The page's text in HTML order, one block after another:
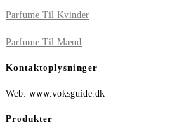
Parfume Til Kvinder
Parfume Til Mænd
Kontaktoplysninger
Web: www.voksguide.dk
Produkter